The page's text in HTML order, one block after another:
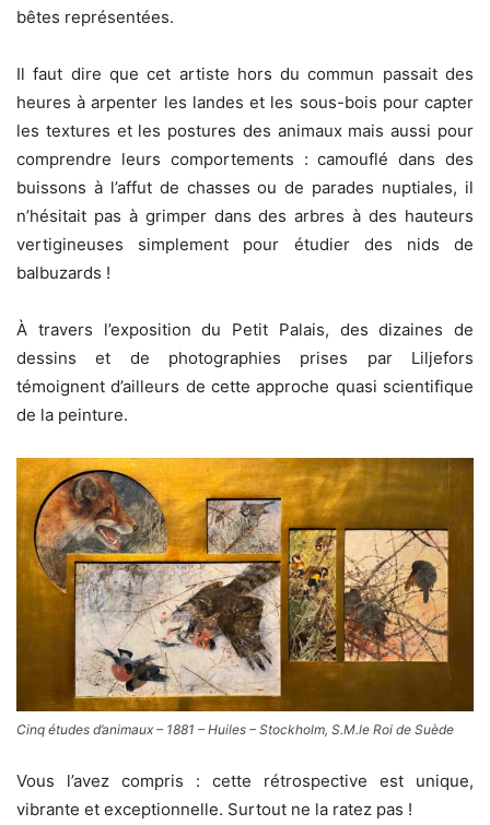
bêtes représentées.
Il faut dire que cet artiste hors du commun passait des
heures à arpenter les landes et les sous-bois pour capter
les textures et les postures des animaux mais aussi pour
comprendre leurs comportements : camouflé dans des
buissons à l’affut de chasses ou de parades nuptiales, il
n’hésitait pas à grimper dans des arbres à des hauteurs
vertigineuses simplement pour étudier des nids de
balbuzards !
À travers l’exposition du Petit Palais, des dizaines de
dessins et de photographies prises par Liljefors
témoignent d’ailleurs de cette approche quasi scientifique
de la peinture.
Cinq études d’animaux – 1881 – Huiles – Stockholm, S.M.le Roi de Suède
Vous l’avez compris : cette rétrospective est unique,
vibrante et exceptionnelle. Surtout ne la ratez pas !